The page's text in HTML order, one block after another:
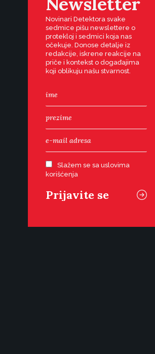
Novinari Detektora svake
sedmice pišu newslettere o
protekloj i sedmici koja nas
očekuje. Donose detalje iz
redakcije, iskrene reakcije na
priče i kontekst o događajima
koji oblikuju našu stvarnost.
Slažem se sa uslovima
korišćenja